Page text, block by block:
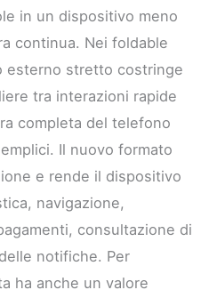
in un dispositivo meno
continua. Nei foldable
esterno stretto costringe
tra interazioni rapide
completa del telefono
Il nuovo formato
e rende il dispositivo
navigazione,
consultazione di
notifiche. Per
ha anche un valore